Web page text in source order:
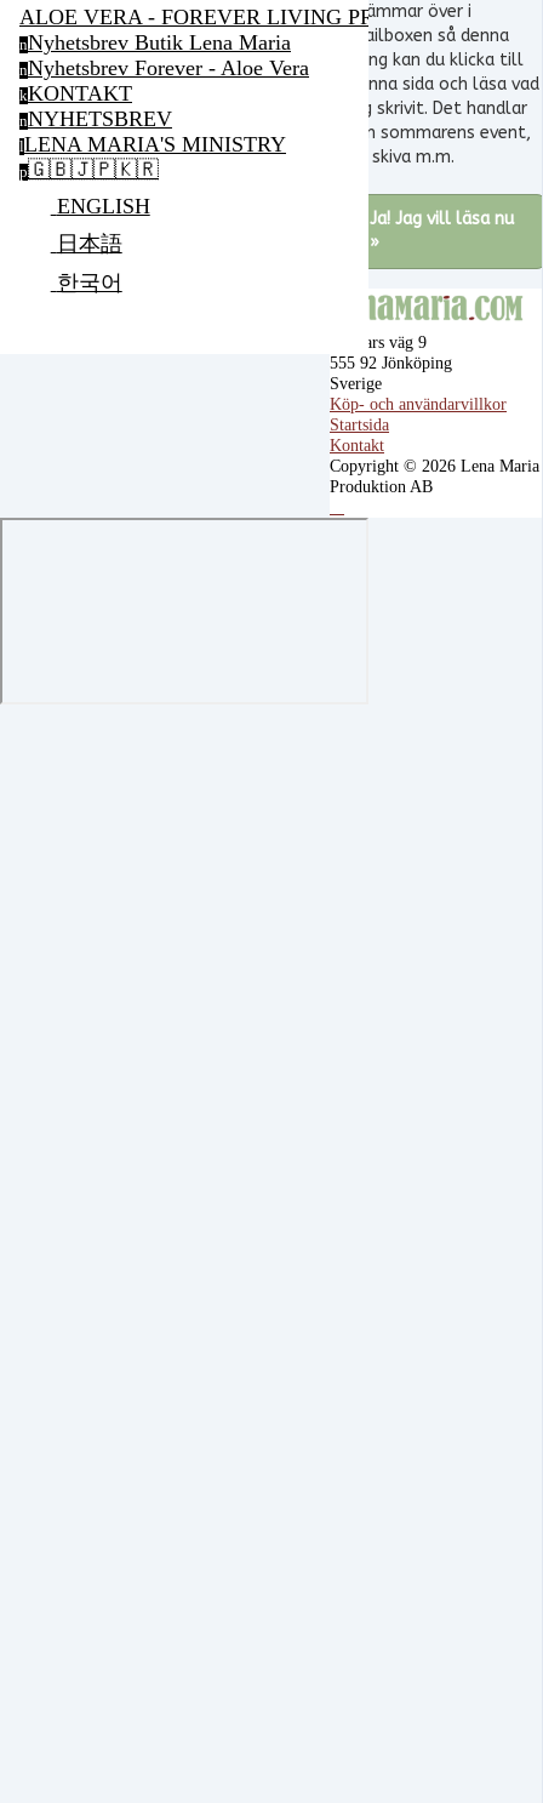
ALOE VERA - FOREVER LIVING PRODUCTS
nNyhetsbrev Butik Lena Maria
nNyhetsbrev Forever - Aloe Vera
kKONTAKT
nNYHETSBREV
lLENA MARIA'S MINISTRY
p🇬🇧🇯🇵🇰🇷
ENGLISH
日本語
한국어
svämmar över i
mailboxen så denna
gång kan du klicka till
denna sida och läsa vad
jag skrivit. Det handlar
om sommarens event,
ny skiva m.m.
Ja! Jag vill läsa nu
»
Ragnars väg 9
555 92 Jönköping
Sverige
Köp- och användarvillkor
Startsida
Kontakt
Copyright © 2026 Lena Maria
Produktion AB